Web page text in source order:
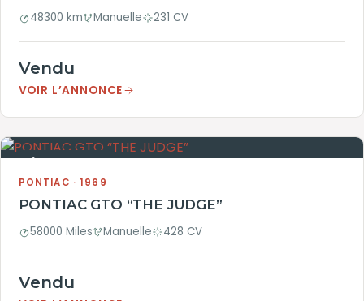
48300 km Manuelle 231 CV
Vendu
VOIR L’ANNONCE
VÉHICULE VENDU
PONTIAC · 1969
PONTIAC GTO “THE JUDGE”
58000 Miles Manuelle 428 CV
Vendu